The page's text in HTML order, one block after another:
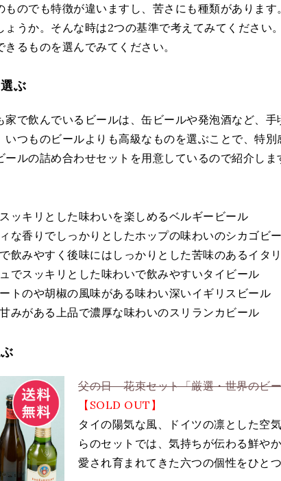
のでも特徴が違いますし、苦さにも種類がありま
うか。そんな時は2つの基準で考えてみてください
るものを選んでみてください。
ぶ
で飲んでいるビールは、缶ビールや発泡酒など、
つものビールよりも高級なものを選ぶことで、特
ルの詰め合わせセットを用意しているので紹介しま
ッキリとした味わいを楽しめるベルギービール
な香りでしっかりとしたホップの味わいのシカゴビ
飲みやすく後味にはしっかりとした苦味のあるイタ
でスッキリとした味わいで飲みやすいタイビール
トのや胡椒の風味がある味わい深いイギリスビール
みがある上品で濃厚な味わいのスリランカビール
父の日 花束セット「厳選・世界のビ
【SOLD OUT】
タイの陽気な風、ドイツの凛とした
らのセットでは、気持ちが伝わる鮮や
愛され育まれてきた六つの個性をひと